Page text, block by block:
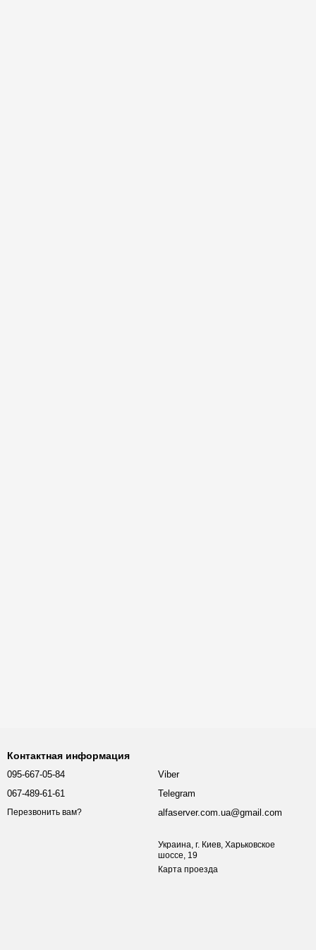
Контактная информация
095-667-05-84
067-489-61-61
Перезвонить вам?
Viber
Telegram
alfaserver.com.ua@gmail.com
Украина, г. Киев, Харьковское
шоссе, 19
Карта проезда